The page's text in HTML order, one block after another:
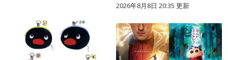
2026年8月8日 20:35 更新